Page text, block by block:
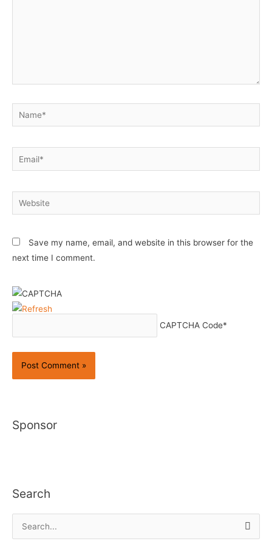
Name*
Email*
Website
Save my name, email, and website in this browser for the
next time I comment.
CAPTCHA Code*
Sponsor
Search
e